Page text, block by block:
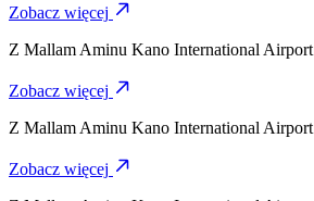
Zobacz więcej
Z Mallam Aminu Kano International Airport
Zobacz więcej
Z Mallam Aminu Kano International Airport
Zobacz więcej